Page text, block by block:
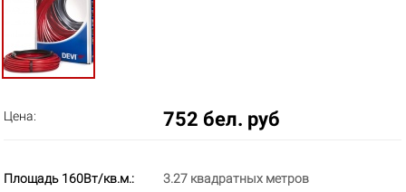
Цена: 752 бел. руб
Площадь 160Вт/кв.м.:
3.27 квадратных метров